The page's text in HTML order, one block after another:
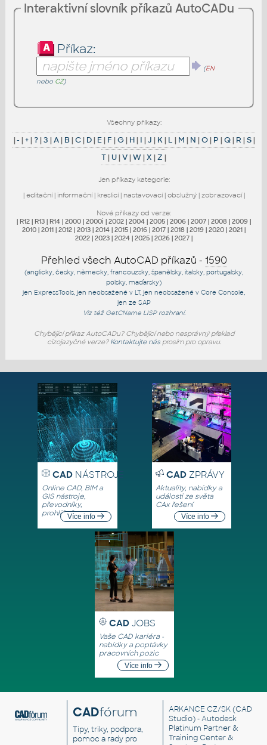
Interaktivní slovník příkazů AutoCADu
Příkaz:
(EN
nebo CZ)
Všechny příkazy:
|- |+|?|3 |A| B|C| D| E| F |G| H| I |J | K| L | M | N |O| P |Q| R |S|
T| U|V|W|X |Z |
Jen příkazy kategorie:
| editační| informační| kreslicí| nastavovací| obslužný| zobrazovací|
Nové příkazy od verze:
| R12 | R13 | R14 | 2000 | 2000i | 2002 | 2004 | 2005 | 2006 | 2007 | 2008 | 2009 |
2010 | 2011 | 2012 | 2013 | 2014 | 2015 | 2016 | 2017 | 2018 | 2019 | 2020 | 2021 |
2022 | 2023 | 2024 | 2025 | 2026 | 2027 |
Přehled všech AutoCAD příkazů - 1590
(anglicky, česky, německy, francouzsky, španělsky, italsky, portugalsky,
polsky, maďarsky)
jen ExpressTools , jen neobsažené v LT, jen neobsažené v Core Console
jen ze SAP
Viz též GetCNameLISP rozhraní.
Chybějící příkaz AutoCADu? Chybějící nebo nesprávný překlad
cizojazyčné verze? Kontaktujte násprosím pro opravu.
CADNÁSTROJE
Online CAD, BIM a
GIS nástroje,
převodníky,
prohlížečeVíce info
CADZPRÁVY
Aktuality, nabídky a
události ze světa
CAx řešení
Více info
CAD JOBS
Vaše CAD kariéra -
nabídky a poptávky
pracovních pozic
Více info
CADfórum
Tipy, triky, podpora,
pomoc a rady pro
ARKANCE CZ/SK(CAD
Studio) - Autodesk
Platinum Partner &
Training Center &